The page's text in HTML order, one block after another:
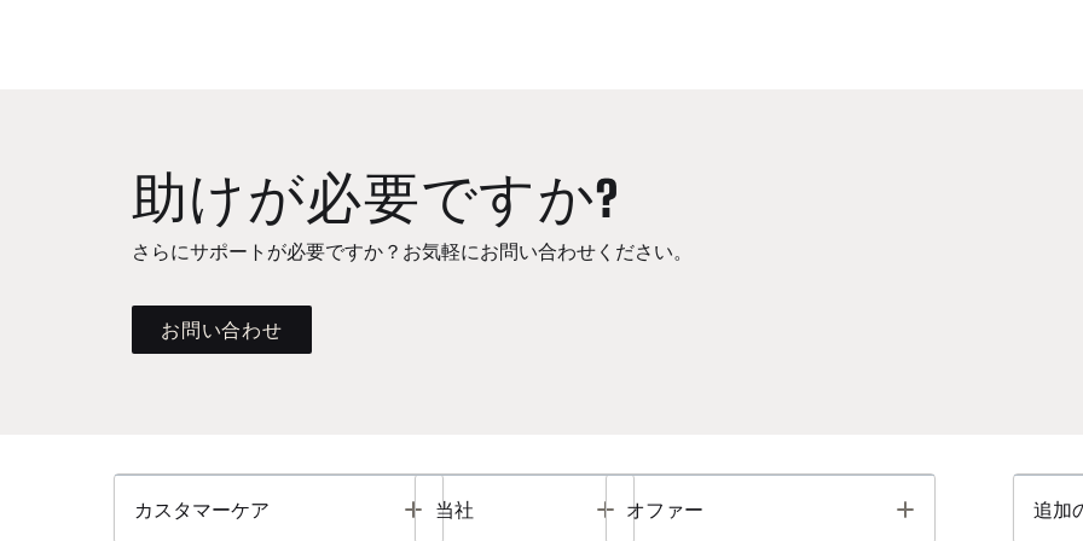
助けが必要ですか?
さらにサポートが必要ですか？お気軽にお問い合わせください。
お問い合わせ
カスタマーケア Toggle
当社 Toggle
オファー Toggle 追加